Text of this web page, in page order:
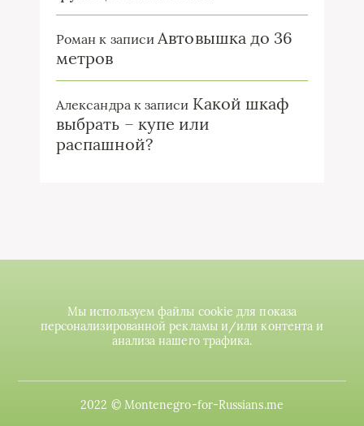
Роман к записи Автовышка до 36
метров
Александра к записи Какой шкаф
выбрать – купе или
распашной?
Мы используем файлы cookie для показа
персонализированной рекламы и/или контента и
анализа нашего трафика.
2022 © Montenegro-for-Russians.me